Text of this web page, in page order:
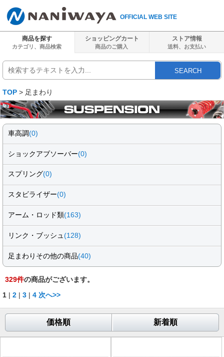
OFFICIAL WEB SITE
商品を探す
カテゴリ、商品検索
ショッピングカート
商品のご購入
ストア情報
送料、 お支払い
SEARCH
TOP > 足まわり
車高調(0)
ショックアブソーバー(0)
スプリング(0)
スタビライザー(0)
アーム・ロッド類(163)
リンク・ブッシュ (128)
足まわりその他の商品(40)
329件の商品がございます。
1 | 2 | 3 | 4 次へ>>
価格順 新着順